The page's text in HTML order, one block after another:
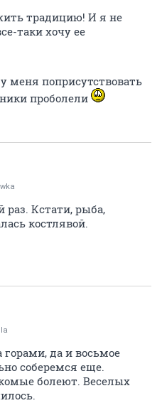
традицию! И я не
таки хочу ее
меня поприсутствовать
проболели
Кстати, рыба,
костлявой.
да и восьмое
соберемся еще.
болеют. Веселых